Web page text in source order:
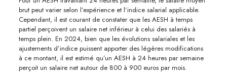
brut peut varier selon l’expérience et l’indice salarial applicable.
Cependant, il est courant de constater que les AESH à temps
partiel perçoivent un salaire net inférieur à celui des salariés à
temps plein. En 2024, bien que les évolutions salariales et les
ajustements d’indice puissent apporter des légères modifications
à ce montant, il est estimé qu’un AESH à 24 heures par semaine
perçoit un salaire net autour de 800 à 900 euros par mois.